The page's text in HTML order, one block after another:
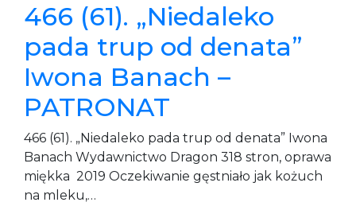
466 (61). „Niedaleko
pada trup od denata”
Iwona Banach –
PATRONAT
466 (61). „Niedaleko pada trup od denata” Iwona
Banach Wydawnictwo Dragon 318 stron, oprawa
miękka 2019 Oczekiwanie gęstniało jak kożuch
na mleku,…